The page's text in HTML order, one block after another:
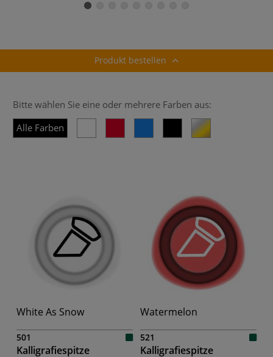
Produkt bestellen
Bitte wählen Sie eine oder mehrere Farben aus:
Alle Farben
White As Snow
501
Kalligrafiespitze
Watermelon
521
Kalligrafiespitze